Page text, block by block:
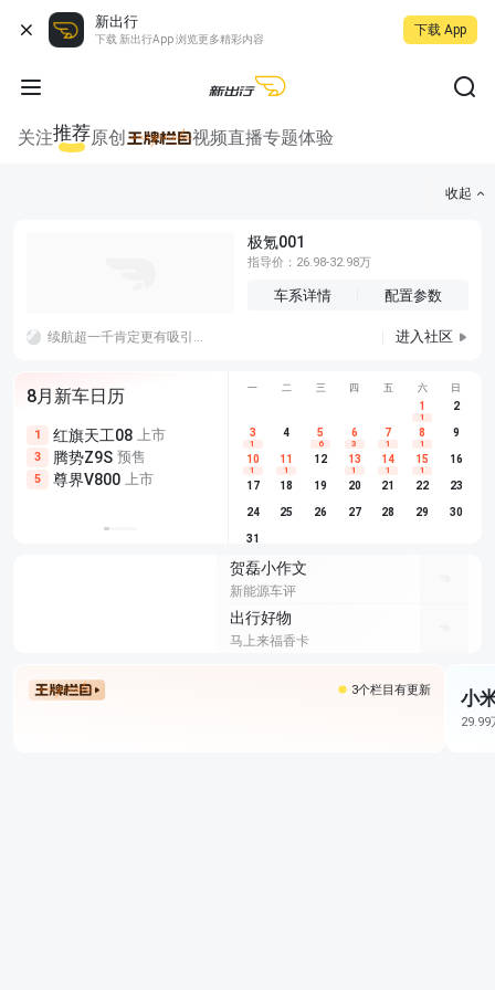
新出行
下载 新出行App 浏览更多精彩内容
下载 App
关注推荐原创 视频直播专题体验
收起
极氪001
指导价：26.98-32.98万
车系详情 配置参数
续航超一千肯定更有吸引力了，据说新款i3可以超过一千，冬天最差的情况打五折都还能跑五百公里呢。 进入社区
8月新车日历
1 红旗天工08 上市
3 腾势Z9S 预售
5 尊界V800 上市
尊界V680 上市
享界G9 预售
别克至境L7 预售
埃安
长城H10
深蓝S05
一 二 三 四 五 六 日
1
1
2
3
1
4 5
6
6
3
7
1
8
1
9
10
1
11
1
12 13
1
14
1
15
1
16
17 18 19 20 21 22 23
24 25 26 27 28 29 30
31
贺磊小作文
新能源车评
出行好物
马上来福香卡
3个栏目有更新 小
29.99